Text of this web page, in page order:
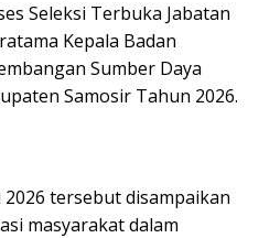
Seleksi Terbuka Jabatan
Kepala Badan
Sumber Daya
Samosir Tahun 2026.
tersebut disampaikan
masyarakat dalam